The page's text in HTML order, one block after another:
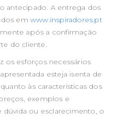
antecipado. A entrega dos
em www.inspiradores.pt
após a confirmação
do cliente.
os esforços necessários
esteja isenta de
às características dos
exemplos e
dúvida ou esclarecimento, o